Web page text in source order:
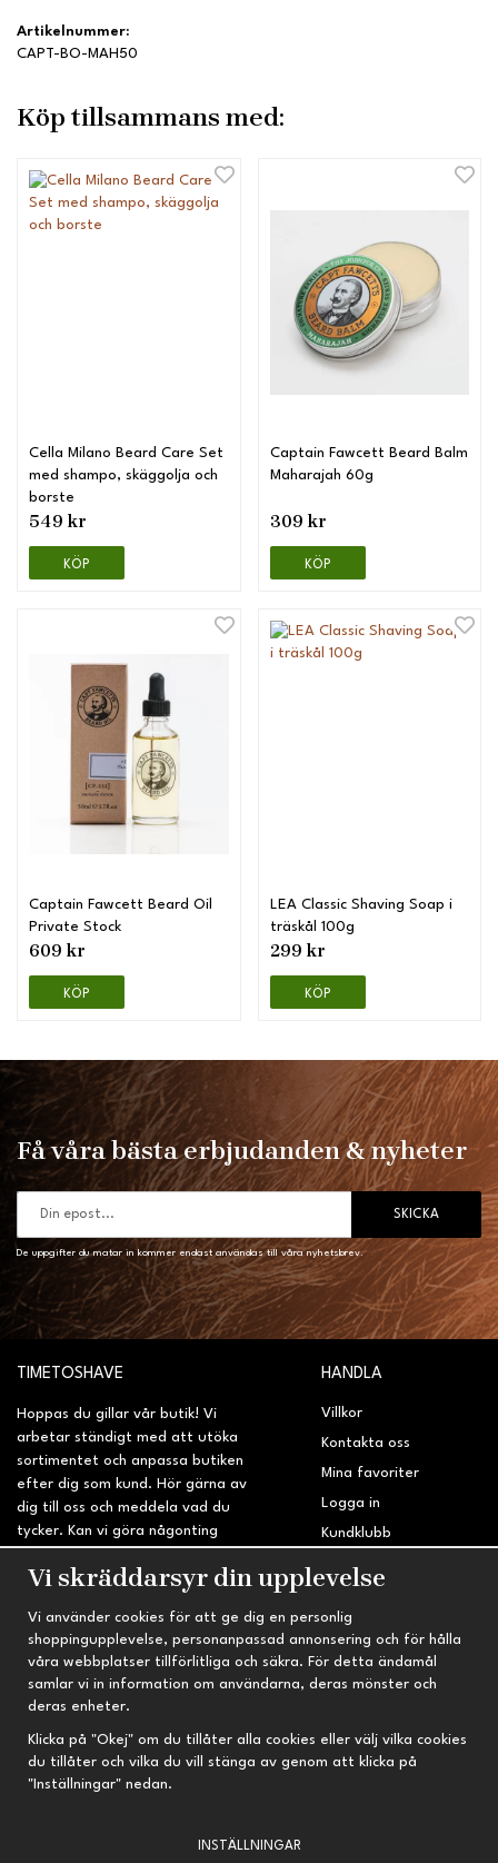
Artikelnummer:
CAPT-BO-MAH50
Köp tillsammans med:
Cella Milano Beard Care Set
med shampo, skäggolja och
borste
549 kr
KÖP
Captain Fawcett Beard Balm
Maharajah 60g
309 kr
KÖP
Captain Fawcett Beard Oil
Private Stock
609 kr
KÖP
LEA Classic Shaving Soap i
träskål 100g
299 kr
KÖP
Få våra bästa erbjudanden & nyheter
SKICKA
De uppgifter du matar in kommer endast användas till våra nyhetsbrev.
TIMETOSHAVE
Hoppas du gillar vår butik! Vi
arbetar ständigt med att utöka
sortimentet och anpassa butiken
efter dig som kund. Hör gärna av
dig till oss och meddela vad du
tycker. Kan vi göra någonting
sidan?
HANDLA
Villkor
Kontakta oss
Mina favoriter
Logga in
Kundklubb
INFORMATION
Om oss
Nyheter
Nyhetsbrev
Om cookies
Prenumeration
TRYGG HANDEL
Fri frakt vid köp över 695 kr
Kvalitetsprodukter till kanonpris
Vi skräddarsyr din upplevelse
Vi använder cookies för att ge dig en personlig
shoppingupplevelse, personanpassad annonsering och för hålla
våra webbplatser tillförlitliga och säkra. För detta ändamål
samlar vi in information om användarna, deras mönster och
deras enheter.
Klicka på "Okej" om du tillåter alla cookies eller välj vilka cookies
du tillåter och vilka du vill stänga av genom att klicka på
"Inställningar" nedan.
INSTÄLLNINGAR